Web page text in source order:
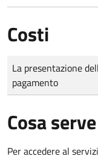
Costi
Tipo di pagamento
Importo
La presentazione
pagamento
Cosa serve
Per accedere al